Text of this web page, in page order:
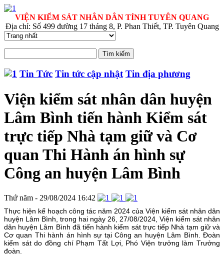
VIỆN KIỂM SÁT NHÂN DÂN TỈNH TUYÊN QUANG
Địa chỉ: Số 499 đường 17 tháng 8, P. Phan Thiết, TP. Tuyên Quang
Tin Tức Tin tức cập nhật Tin địa phương
Viện kiểm sát nhân dân huyện
Lâm Bình tiến hành Kiểm sát
trực tiếp Nhà tạm giữ và Cơ
quan Thi Hành án hình sự
Công an huyện Lâm Bình
Thứ năm - 29/08/2024 16:42
Thực hiện kế hoạch công tác năm 2024 của Viện kiểm sát nhân dân
huyện Lâm Bình, trong hai ngày 26, 27/08/2024, Viện kiểm sát nhân
dân huyện Lâm Bình đã tiến hành kiểm sát trực tiếp Nhà tạm giữ và
Cơ quan Thi hành án hình sự tại Công an huyện Lâm Bình. Đoàn
kiểm sát do đồng chí Phạm Tất Lợi, Phó Viện trưởng làm Trưởng
đoàn.